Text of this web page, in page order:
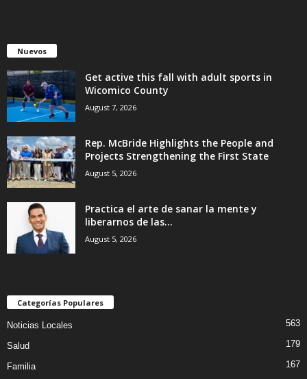
Nuevos
Get active this fall with adult sports in
Wicomico County
August 7, 2026
Rep. McBride Highlights the People and
Projects Strengthening the First State
August 5, 2026
Practica el arte de sanar la mente y
liberarnos de las...
August 5, 2026
Categorías Populares
Noticias Locales 563
Salud 179
Familia 167